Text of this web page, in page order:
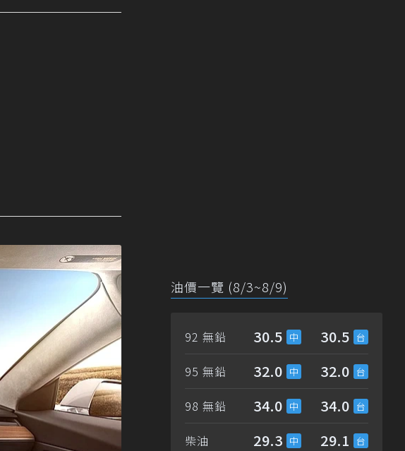
油價一覽 (8/3~8/9)
92 無鉛 30.5 30.5
95 無鉛 32.0 32.0
98 無鉛 34.0 34.0
柴油 29.3 29.1